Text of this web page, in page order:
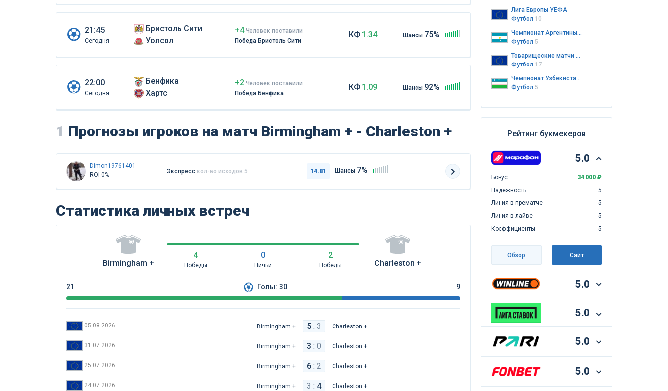
21:45
Сегодня
Бристоль Сити
Уолсол
+4 Человек поставили
Победа Бристоль Сити
КФ 1.34 Шансы 75%
22:00
Сегодня
Бенфика
Хартс
+2 Человек поставили
Победа Бенфика
КФ 1.09 Шансы 92%
1 Прогнозы игроков на матч Birmingham + - Charleston +
Dimon19761401
ROI 0%
Экспресс кол-во исходов 5 14.81 Шансы 7%
Статистика личных встреч
Birmingham +
4
Победы
0
Ничьи
2
Победы Charleston +
21 Голы: 30 9
05.08.2026 Birmingham + 5: 3 Charleston +
31.07.2026 Birmingham + 3 : 0 Charleston +
25.07.2026 Birmingham + 6: 2 Charleston +
24.07.2026 Birmingham + 3 : 4 Charleston +
Лига Европы УЕФА
Футбол 10
Чемпионат Аргентины. Резервная лига
Футбол 5
Товарищеские матчи клубов
Футбол 17
Чемпионат Узбекистана. ПФЛ
Футбол 5
Рейтинг букмекеров
5.0
Бонус
34 000 ₽
Надежность
5
Линия в прематче
5
Линия в лайве
5
Коэффициенты
5
Обзор Сайт
5.0
5.0
5.0
5.0